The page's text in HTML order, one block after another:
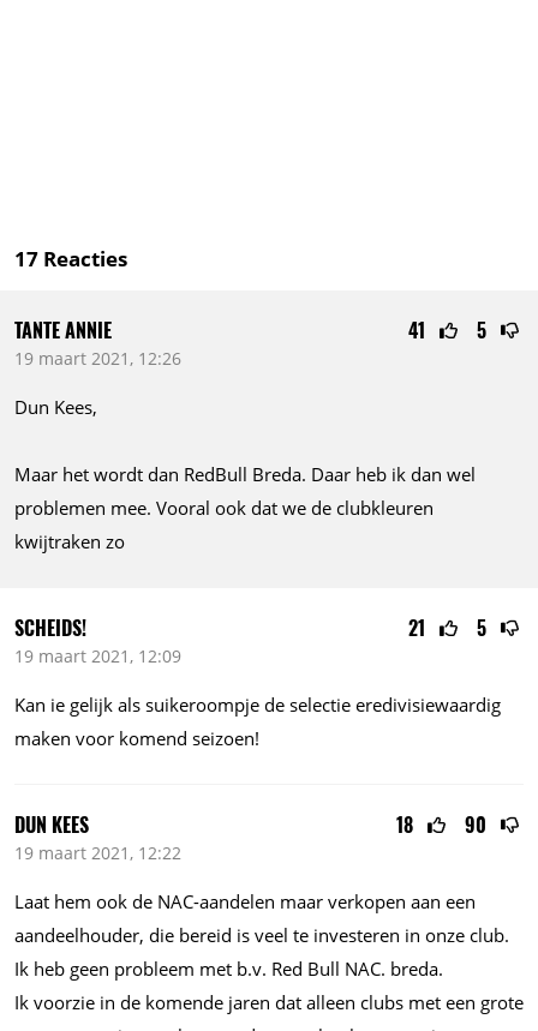
17 Reacties
41 5
TANTE ANNIE
19 maart 2021, 12:26
Dun Kees,
Maar het wordt dan RedBull Breda. Daar heb ik dan wel
problemen mee. Vooral ook dat we de clubkleuren
kwijtraken zo
21 5
SCHEIDS!
19 maart 2021, 12:09
Kan ie gelijk als suikeroompje de selectie eredivisiewaardig
maken voor komend seizoen!
18 90
DUN KEES
19 maart 2021, 12:22
Laat hem ook de NAC-aandelen maar verkopen aan een
aandeelhouder, die bereid is veel te investeren in onze club.
Ik heb geen probleem met b.v. Red Bull NAC. breda.
Ik voorzie in de komende jaren dat alleen clubs met een grote